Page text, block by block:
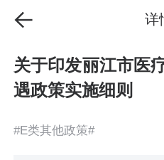
详
关于印发丽江市医
遇政策实施细则
#E类其他政策#